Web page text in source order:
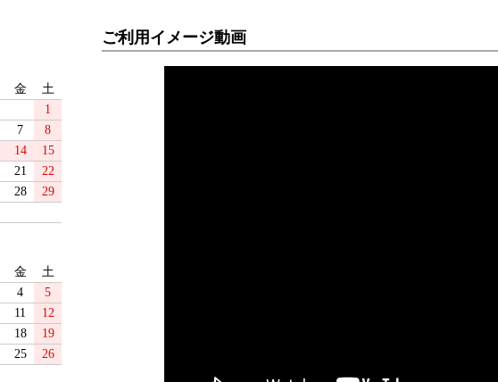
ご利用イメージ動画
金
土
1
7
8
14
15
21
22
28
29
金
土
4
5
11
12
18
19
25
26